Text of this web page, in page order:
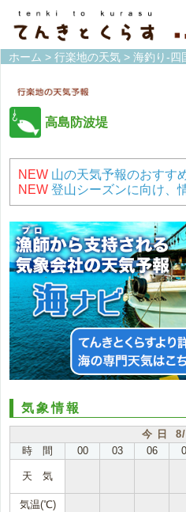
ホーム > 行楽地の天気 > 海釣り-四
高島防波堤
NEW 山の天気予報のおすす
NEW 登山シーズンに向け、
気象情報
今 日 8/
時 間
00 03 06
天 気
気温(℃)